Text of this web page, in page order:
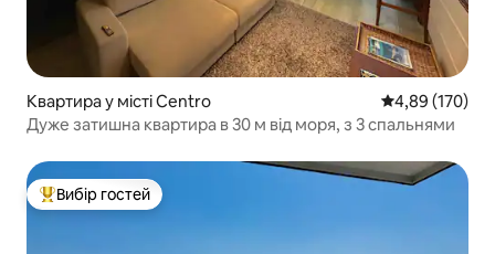
Квартира у місті Centro Середня
4,89 (170)
Дуже затишна квартира в 30 м від моря, з 3 спальнями
Топ вибір гостей
Вибір гостей